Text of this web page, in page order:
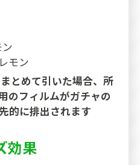
モン
とめて引いた場合、所
のフィルムがガチャの
的に排出されます
効果